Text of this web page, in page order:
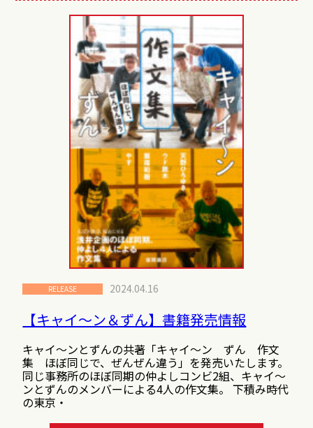
RELEASE 2024.04.16
【キャイ〜ン＆ずん】書籍発売情報
キャイ〜ンとずんの共著「キャイ～ン ずん 作文
集 ほぼ同じで、ぜんぜん違う」を発売いたします。
同じ事務所のほぼ同期の仲よしコンビ2組、キャイ〜
ンとずんのメンバーによる4人の作文集。 下積み時代
の東京・